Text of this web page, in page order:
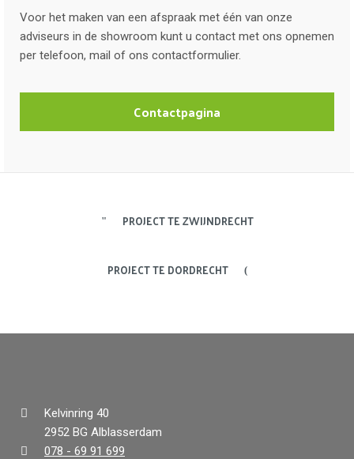
Voor het maken van een afspraak met één van onze
adviseurs in de showroom kunt u contact met ons opnemen
per telefoon, mail of ons contactformulier.
Contactpagina
PROJECT TE ZWIJNDRECHT
PROJECT TE DORDRECHT
Kelvinring 40
2952 BG Alblasserdam
078 - 69 91 699